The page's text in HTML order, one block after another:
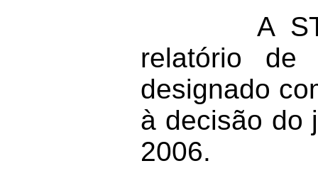
A STI/
relatório
designado
à decisão do
2006.